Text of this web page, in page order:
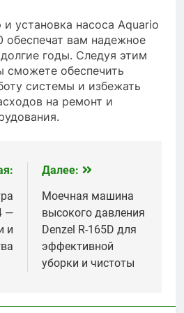
установка насоса Aquario
обеспечат вам надежное
годы. Следуя этим
сможете обеспечить
системы и избежать
на ремонт и
—
и
Далее:
Моечная машина
высокого давления
Denzel R-165D для
эффективной
уборки и чистоты